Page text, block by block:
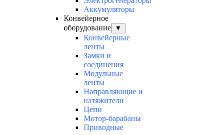
Аккумуляторы
Конвейерное
оборудование
▼
Конвейерные
ленты
Замки и
соединения
Модульные
ленты
Направляющие и
натяжители
Цепи
Мотор-барабаны
Приводные